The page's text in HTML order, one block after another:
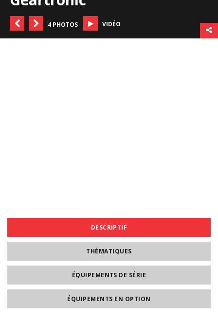
4 PHOTOS VIDÉO
DESCRIPTIF
THÉMATIQUES
ÉQUIPEMENTS DE SÉRIE
ÉQUIPEMENTS EN OPTION